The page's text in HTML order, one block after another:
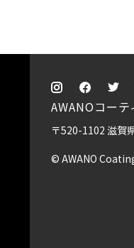
AWANOコーテ
〒520-1102 滋賀
© AWANO